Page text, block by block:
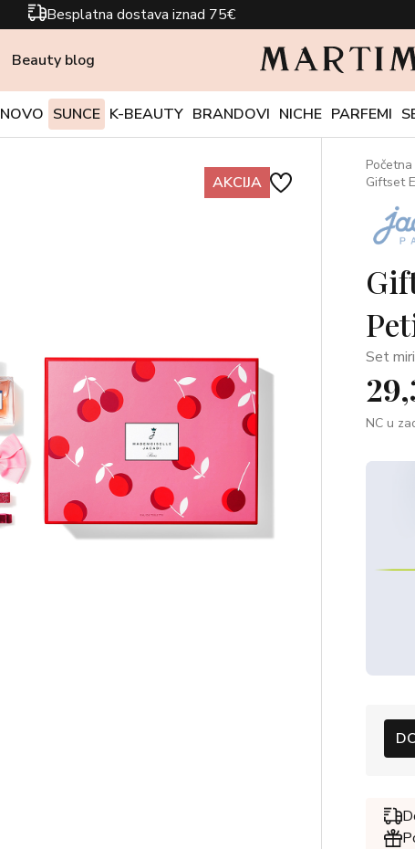
Besplatna dostava iznad 75€
Beauty blog
NOVO SUNCE K-BEAUTY BRANDOVI NICHE PARFEMI
AKCIJA
Početna
Giftset
Set
NC u